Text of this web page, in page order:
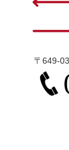
〒649-